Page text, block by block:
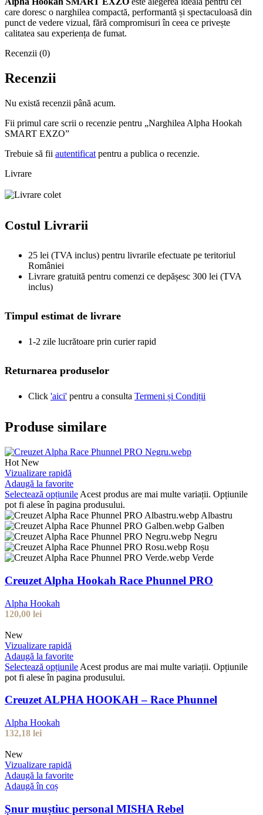
care doresc o narghilea compactă, performantă și spectaculoasă din
punct de vedere vizual, fără compromisuri în ceea ce privește
calitatea sau experiența de fumat.
Recenzii (0)
Recenzii
Nu există recenzii până acum.
Fii primul care scrii o recenzie pentru „Narghilea Alpha Hookah
SMART EXZO”
Trebuie să fii autentificat pentru a publica o recenzie.
Livrare
Costul Livrarii
25 lei (TVA inclus) pentru livrarile efectuate pe teritoriul
României
Livrare gratuită pentru comenzi ce depășesc 300 lei (TVA
inclus)
Timpul estimat de livrare
1-2 zile lucrătoare prin curier rapid
Returnarea produselor
Click 'aici' pentru a consulta Termeni și Condiții
Produse similare
Hot New
Vizualizare rapidă
Adaugă la favorite
Selectează opțiunile Acest produs are mai multe variații. Opțiunile
pot fi alese în pagina produsului.
Albastru
Galben
Negru
Roșu
Verde
Creuzet Alpha Hookah Race Phunnel PRO
Alpha Hookah
120,00 lei
New
Vizualizare rapidă
Adaugă la favorite
Selectează opțiunile Acest produs are mai multe variații. Opțiunile
pot fi alese în pagina produsului.
Creuzet ALPHA HOOKAH – Race Phunnel
Alpha Hookah
132,18 lei
New
Vizualizare rapidă
Adaugă la favorite
Adaugă în coș
Șnur muștiuc personal MISHA Rebel